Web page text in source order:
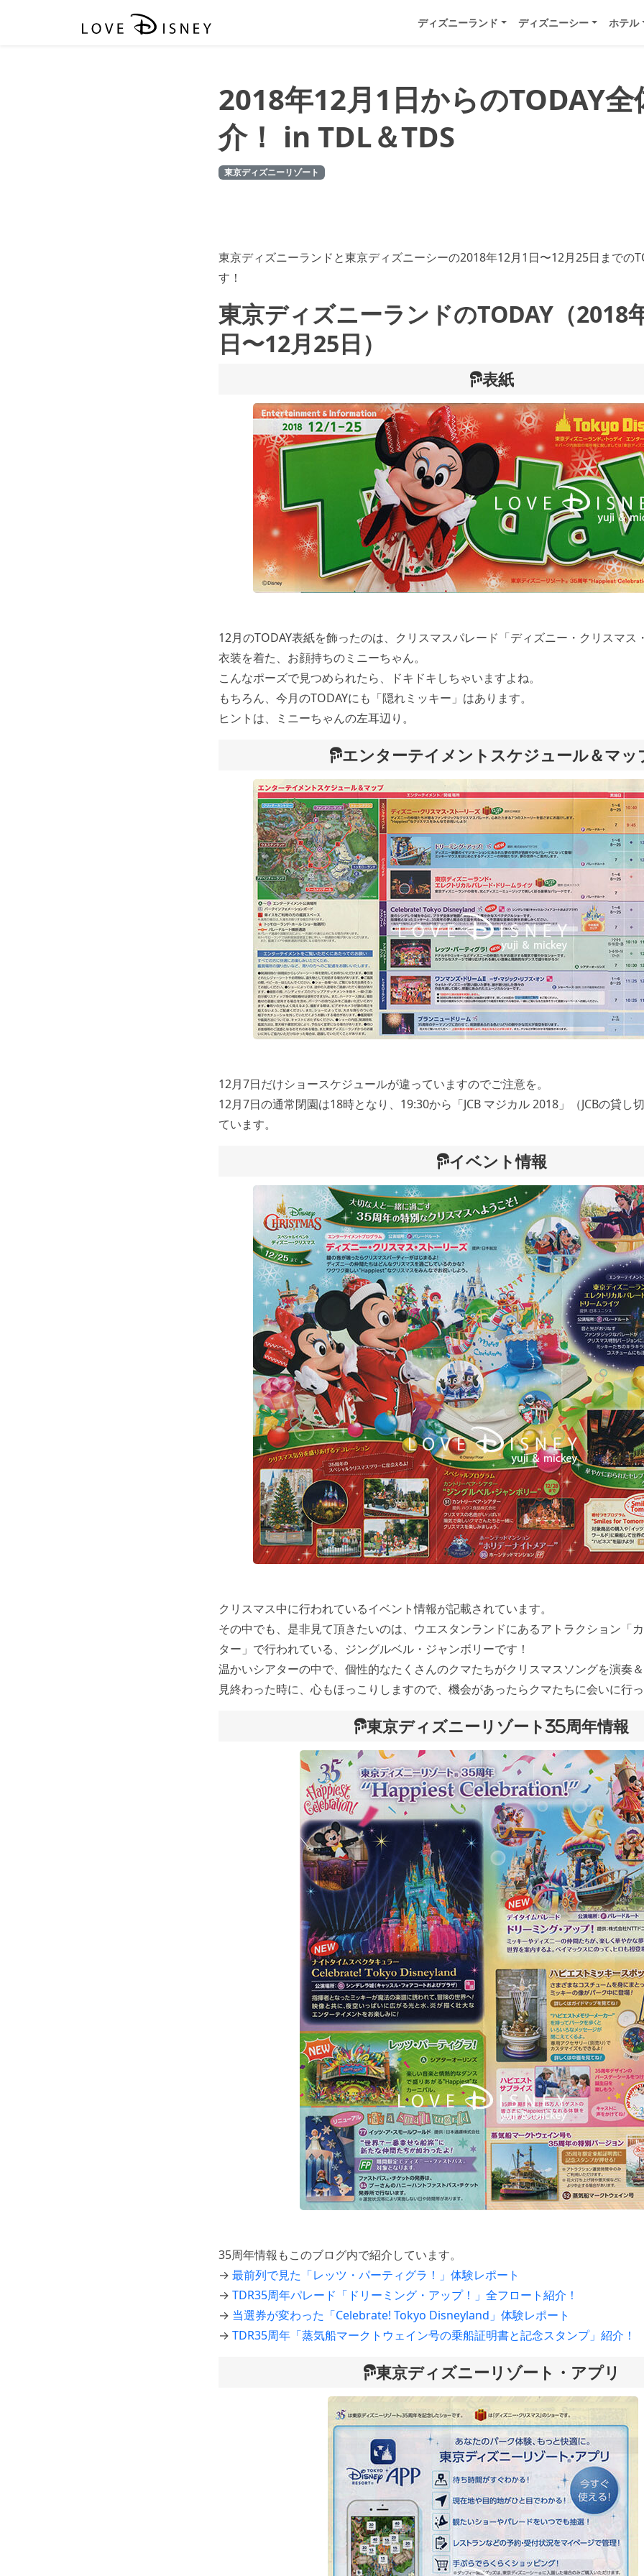
ディズニーランド ディズニーシー ホテル
2018年12月1日からのTODAY全
介！ in TDL＆TDS
東京ディズニーリゾート
東京ディズニーランドと東京ディズニーシーの2018年12月1日〜12月25日までの
す！
東京ディズニーランドのTODAY（2018
日〜12月25日）
表紙
12月のTODAY表紙を飾ったのは、クリスマスパレード「ディズニー・クリスマス
衣装を着た、お顔持ちのミニーちゃん。
こんなポーズで見つめられたら、ドキドキしちゃいますよね。
もちろん、今月のTODAYにも「隠れミッキー」はあります。
ヒントは、ミニーちゃんの左耳辺り。
エンターテイメントスケジュール＆マッ
12月7日だけショースケジュールが違っていますのでご注意を。
12月7日の通常閉園は18時となり、19:30から「JCB マジカル 2018」（JCBの貸し
ています。
イベント情報
クリスマス中に行われているイベント情報が記載されています。
その中でも、是非見て頂きたいのは、ウエスタンランドにあるアトラクション「
ター」で行われている、ジングルベル・ジャンボリーです！
温かいシアターの中で、個性的なたくさんのクマたちがクリスマスソングを演奏
見終わった時に、心もほっこりしますので、機会があったらクマたちに会いに行
東京ディズニーリゾート35周年情報
35周年情報もこのブログ内で紹介しています。
→ 最前列で見た「レッツ・パーティグラ！」体験レポート
→ TDR35周年パレード「ドリーミング・アップ！」全フロート紹介！
→ 当選券が変わった「Celebrate! Tokyo Disneyland」体験レポート
→ TDR35周年「蒸気船マークトウェイン号の乗船証明書と記念スタンプ」紹介！
東京ディズニーリゾート・アプリ